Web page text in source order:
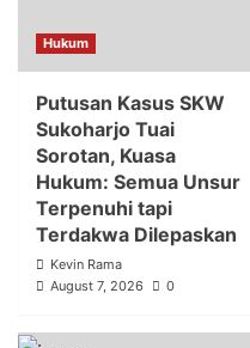
Hukum
Putusan Kasus SKW
Sukoharjo Tuai
Sorotan, Kuasa
Hukum: Semua Unsur
Terpenuhi tapi
Terdakwa Dilepaskan
Kevin Rama
August 7, 2026
0